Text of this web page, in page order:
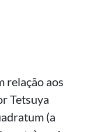
relação aos
Tetsuya
(a